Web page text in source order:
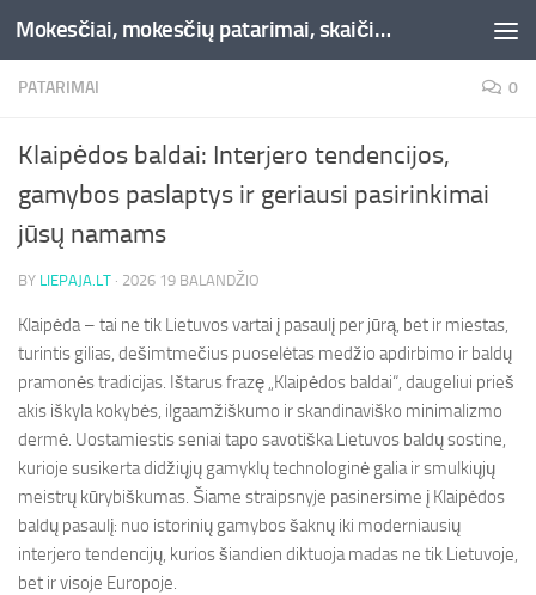
Skip to content Mokesčiai, mokesčių patarimai, skaičiuoklės, straipsniai -Liepaja.lt
PATARIMAI 0
Klaipėdos baldai: Interjero tendencijos,
gamybos paslaptys ir geriausi pasirinkimai
jūsų namams
BY LIEPAJA.LT · 2026 19 BALANDŽIO
Klaipėda – tai ne tik Lietuvos vartai į pasaulį per jūrą, bet ir miestas,
turintis gilias, dešimtmečius puoselėtas medžio apdirbimo ir baldų
pramonės tradicijas. Ištarus frazę „Klaipėdos baldai“, daugeliui prieš
akis iškyla kokybės, ilgaamžiškumo ir skandinaviško minimalizmo
dermė. Uostamiestis seniai tapo savotiška Lietuvos baldų sostine,
kurioje susikerta didžiųjų gamyklų technologinė galia ir smulkiųjų
meistrų kūrybiškumas. Šiame straipsnyje pasinersime į Klaipėdos
baldų pasaulį: nuo istorinių gamybos šaknų iki moderniausių
interjero tendencijų, kurios šiandien diktuoja madas ne tik Lietuvoje,
bet ir visoje Europoje.